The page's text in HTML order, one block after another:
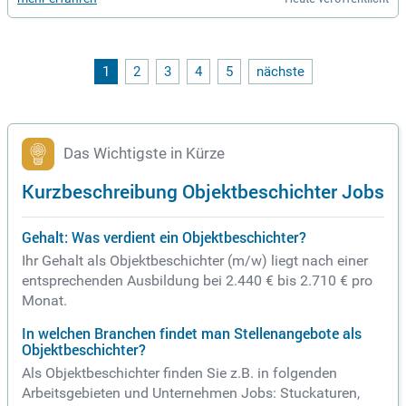
1 2 3 4 5 nächste
Das Wichtigste in Kürze
Kurzbeschreibung Objektbeschichter Jobs
Gehalt: Was verdient ein Objektbeschichter?
Ihr Gehalt als Objektbeschichter (m/w) liegt nach einer
entsprechenden Ausbildung bei 2.440 € bis 2.710 € pro
Monat.
In welchen Branchen findet man Stellenangebote als
Objektbeschichter?
Als Objektbeschichter finden Sie z.B. in folgenden
Arbeitsgebieten und Unternehmen Jobs: Stuckaturen,